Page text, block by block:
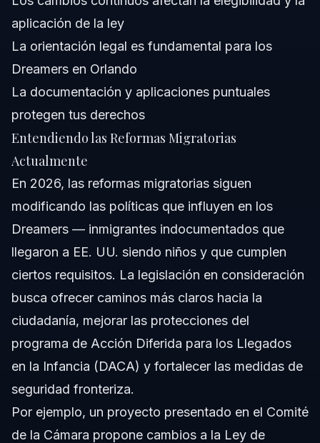
¿Cuáles son los costos asociados a casos
relacionados con reformas migratorias?
Fuentes y Referencias
aplicación de la ley
La orientación legal es fundamental para los
Dreamers en Orlando
La documentación y aplicaciones puntuales
protegen tus derechos
Entendiendo las Reformas Migratorias
Actualmente
En 2026, las reformas migratorias siguen
modificando las políticas que influyen en los
Dreamers — inmigrantes indocumentados que
llegaron a EE. UU. siendo niños y que cumplen
ciertos requisitos. La legislación en consideración
busca ofrecer caminos más claros hacia la
ciudadanía, mejorar las protecciones del
programa de Acción Diferida para los Llegados
en la Infancia (DACA) y fortalecer las medidas de
seguridad fronteriza.
Por ejemplo, un proyecto presentado en el Comité
de la Cámara propone cambios a la Ley de